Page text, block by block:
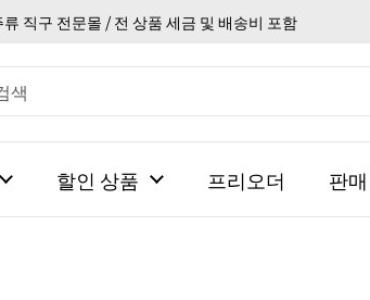
류 직구 전문몰 / 전 상품 세금 및 배송비 포함
할인 상품 프리오더 판